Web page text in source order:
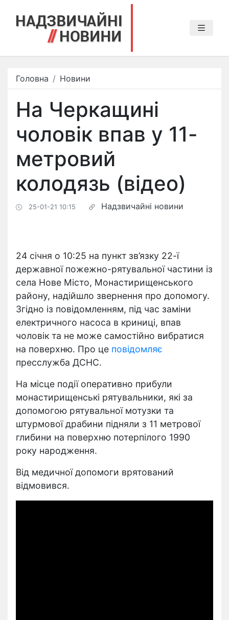
Головна Новини
На Черкащині
чоловік впав у 11-
метровий
колодязь (відео)
25-01-21 10:15 Надзвичайні новини
24 січня о 10:25 на пункт зв’язку 22-ї
державної пожежно-рятувальної частини із
села Нове Місто, Монастирищенського
району, надійшло звернення про допомогу.
Згідно із повідомленням, під час заміни
електричного насоса в криниці, впав
чоловік та не може самостійно вибратися
на поверхню. Про це повідомляє
пресслужба ДСНС.
На місце події оперативно прибули
монастирищенські рятувальники, які за
допомогою рятувальної мотузки та
штурмової драбини підняли з 11 метрової
глибини на поверхню потерпілого 1990
року народження.
Від медичної допомоги врятований
відмовився.